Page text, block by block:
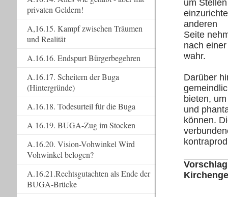
um Stellen
anderen
Seite
nach
wahr.
Darüber
bieten,
und
können.
privaten Geldern!
A,16.15. Kampf zwischen Träumen
und Realität
A.16.16. Endspurt Bürgerbegehren
A.16.17. Scheitern der Buga
(Hintergründe)
A.16.18. Todesurteil für die Buga
A 16.19. BUGA-Zug im Stocken
A.16.20. Vision-Vohwinkel Wird
Vohwinkel belogen?
A.16.21.Rechtsgutachten als Ende der
BUGA-Brücke